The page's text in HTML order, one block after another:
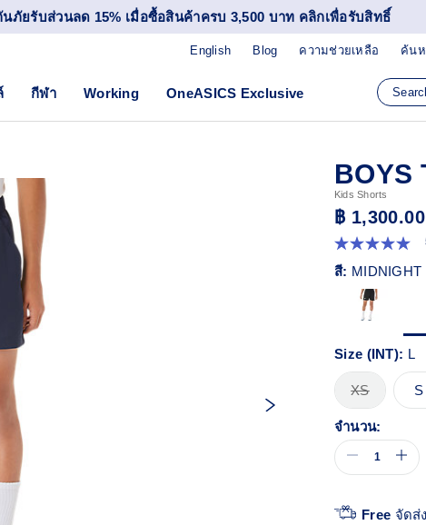
นภัยรับส่วนลด 15% เมื่อซื้อสินค้าครบ 3,500 บาท คลิกเพื่อรับสิทธิ์
Blog ความช่วยเหลือ ค้น
English
กีฬา Working OneASICS Exclusive
BOYS
Kids Shorts
฿ 1,300.00
5.0
จาก
5
คะแนน
Read
Reviews.
ลิงก์
หน้า
เดียวกัน
สี: MIDNIGHT
Size (INT): L
XS S
จำนวน:
Free จัดส่